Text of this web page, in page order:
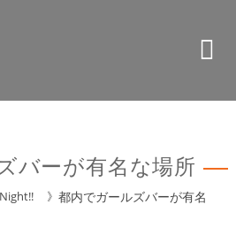
バーが有名な場所
》 都内でガールズバーが有名